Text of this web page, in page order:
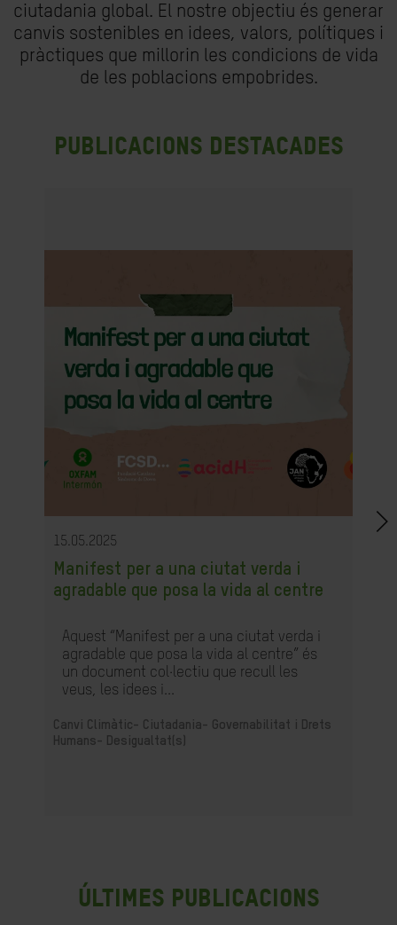
ciutadania global. El nostre objectiu és generar
canvis sostenibles en idees, valors, polítiques i
pràctiques que millorin les condicions de vida
de les poblacions empobrides.
Publicacions destacades
15.05.2025
Manifest per a una ciutat verda i
agradable que posa la vida al centre
Aquest “Manifest per a una ciutat verda i
agradable que posa la vida al centre” és
un document col·lectiu que recull les
veus, les idees i...
Canvi Climàtic-
Ciutadania- Governabilitat i Drets
Humans-
Desigualtat(s)
últimes publicacions